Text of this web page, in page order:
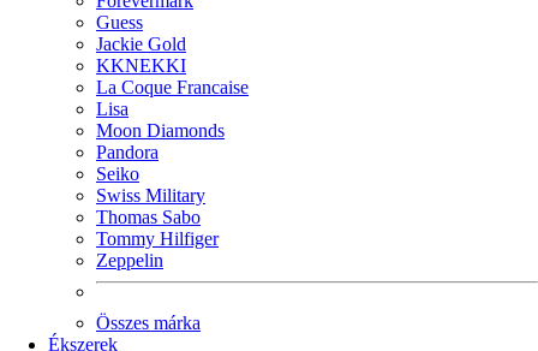
Guess
Jackie Gold
KKNEKKI
La Coque Francaise
Lisa
Moon Diamonds
Pandora
Seiko
Swiss Military
Thomas Sabo
Tommy Hilfiger
Zeppelin
Összes márka
Ékszerek